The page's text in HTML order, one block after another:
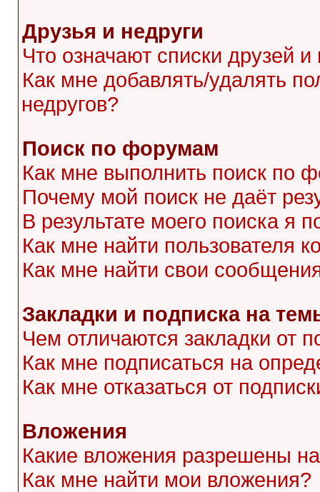
Друзья и недруги
Что означают списки друзей и
Как мне добавлять/удалять
недругов?
Поиск по форумам
Как мне выполнить поиск по
Почему мой поиск не даёт
В результате моего поиска я
Как мне найти пользователя
Как мне найти свои
Закладки и подписка на
Чем отличаются закладки от
Как мне подписаться на
Как мне отказаться от
Вложения
Какие вложения разрешены
Как мне найти мои вложения?